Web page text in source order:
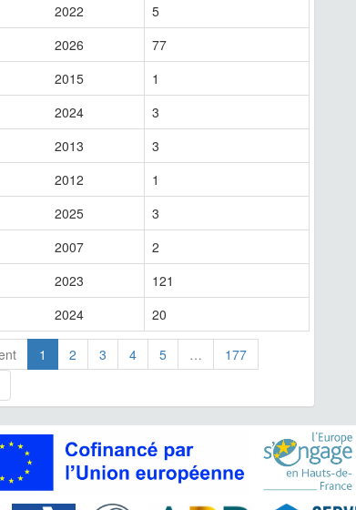
2022
5
2026
77
2015
1
2024
3
2013
3
2012
1
2025
3
2007
2
2023
121
2024
20
1 2 3 4 5 … 177